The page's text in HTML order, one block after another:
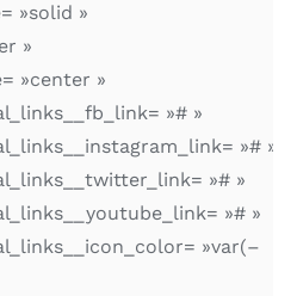
»solid »
»
»center »
»# »
»# »
»# »
»# »
»var(–